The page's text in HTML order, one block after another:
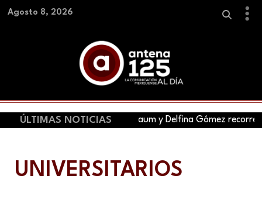
Agosto 8, 2026
ÚLTIMAS NOTICIASClaudia Sheinbaum y Delfina Gómez recorren
UNIVERSITARIOS